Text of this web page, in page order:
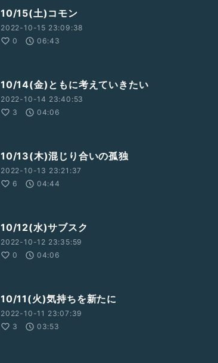
10/15(土)コモン
2022-10-15 23:09:38
0
06:43
10/14(金)ともに考えていきたい
2022-10-14 23:40:53
3
04:06
10/13(木)混じり合いの孤独
2022-10-13 23:21:37
6
04:44
10/12(水)サブスク
2022-10-12 23:35:59
0
04:06
10/11(火)気持ちを新たに
2022-10-11 23:07:39
3
03:53